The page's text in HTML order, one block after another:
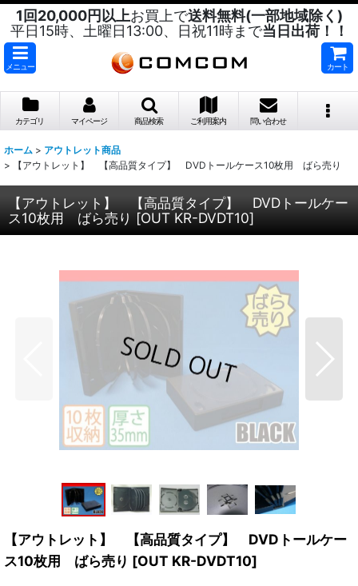
1回20,000円以上お買上で送料無料(一部地域除く)
平日15時、土曜日13:00、日祝11時まで当日出荷！！
メニュー カート
カテゴリ マイページ 商品検索 ご利用案内 問い合わせ
ホーム > アウトレット商品
>
【アウトレット】 【高品質タイプ】 DVDトールケース10枚用 ばら売り
【アウトレット】 【高品質タイプ】 DVDトールケー
ス10枚用 ばら売り [OUT KR-DVDT10]
【アウトレット】 【高品質タイプ】 DVDトールケー
ス10枚用 ばら売り [OUT KR-DVDT10]